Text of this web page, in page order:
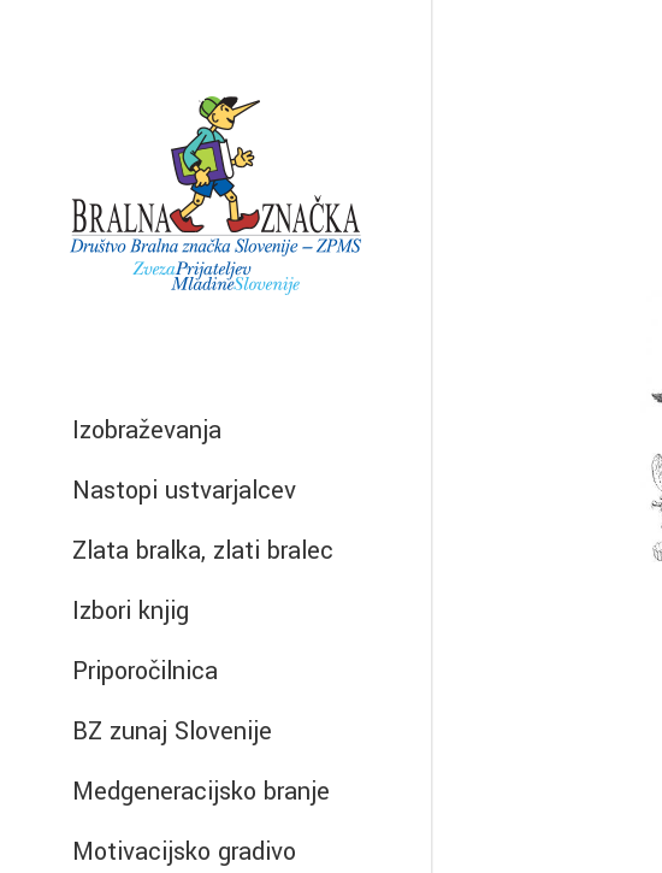
Izobraževanja
Nastopi ustvarjalcev
Zlata bralka, zlati bralec
Izbori knjig
Priporočilnica
BZ zunaj Slovenije
Medgeneracijsko branje
Motivacijsko gradivo